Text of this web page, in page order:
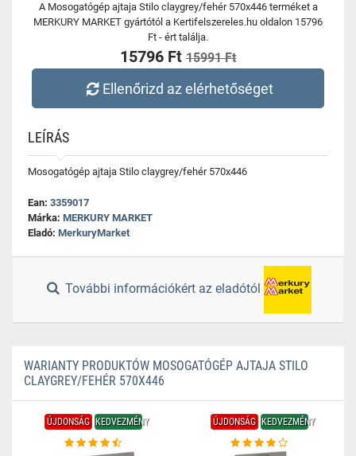
A Mosogatógép ajtaja Stilo claygrey/fehér 570x446 terméket a
MERKURY MARKET gyártótól a Kertifelszereles.hu oldalon 15796
Ft - ért találja.
15796 Ft 15991 Ft
Ellenőrizd az elérhetőséget
LEÍRÁS
Mosogatógép ajtaja Stilo claygrey/fehér 570x446
Ean: 3359017
Márka: MERKURY MARKET
Eladó: MerkuryMarket
További információkért az eladótól
WARIANTY PRODUKTÓW MOSOGATÓGÉP AJTAJA STILO
CLAYGREY/FEHÉR 570X446
ÚJDONSÁG KEDVEZMÉNY ÚJDONSÁG KEDVEZMÉNY